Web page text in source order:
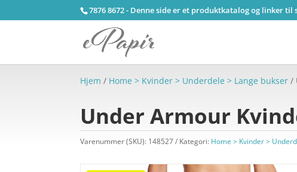
7876 8672 - Denne side er et produktkatalog og linker
Hjem / Home > Kvinder > Underdele > Lange bukser /
Under Armour
Varenummer (SKU): 148527 Kategori: Home > Kvinder >